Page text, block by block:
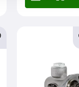
till i favoriter